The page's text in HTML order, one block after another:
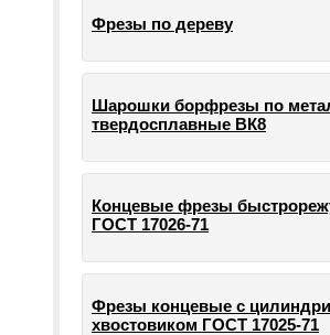
Фрезы по дереву
Шарошки борфрезы по
твердосплавные ВК8
Концевые фрезы
ГОСТ 17026-71
Фрезы концевые с
хвостовиком ГОСТ 17025-71